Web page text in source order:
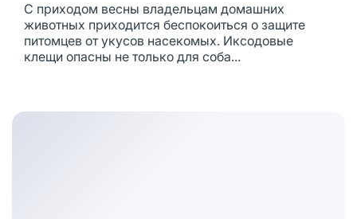
С приходом весны владельцам домашних
животных приходится беспокоиться о защите
питомцев от укусов насекомых. Иксодовые
клещи опасны не только для соба...